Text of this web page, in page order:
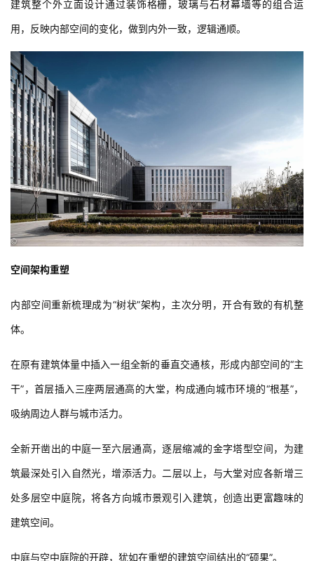
东西两侧是建筑主要沿街展示面，是需着力打造的两个面。这两个
面以虚为主，控制采光面，增加竖向装饰遮阳格栅，营造现代简洁
的立面形象。
北向以实为主，外墙采用白色石材幕墙，严格控制窗墙比，基本不
设遮阳，保留窗下墙和深窗洞。
南向立面采用玻璃幕+装饰格栅与白色石材幕墙组合模式，力求在南
向阳光下更富有光影变化。
建筑整个外立面设计通过装饰格栅，玻璃与石材幕墙等的组合运
用，反映内部空间的变化，做到内外一致，逻辑通顺。
空间架构重塑